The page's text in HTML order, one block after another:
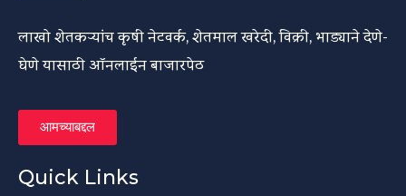
लाखो शेतकऱ्यांच कृषी नेटवर्क, शेतमाल खरेदी, विक्री, भाड्याने देणे-
घेणे यासाठी ऑनलाईन बाजारपेठ
आमच्याबद्दल
Quick Links